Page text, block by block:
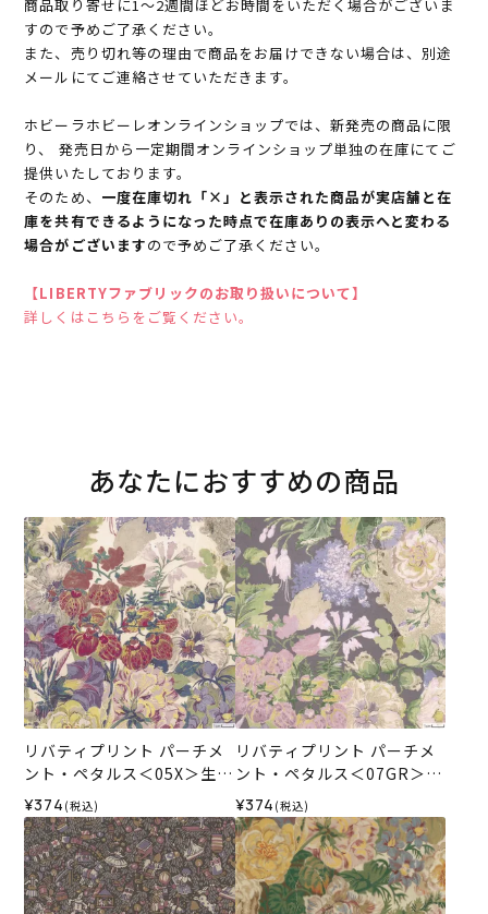
商品取り寄せに1～2週間ほどお時間をいただく場合がございま
すので予めご了承ください。
また、売り切れ等の理由で商品をお届けできない場合は、別途
メールにてご連絡させていただきます。
ホビーラホビーレオンラインショップでは、新発売の商品に限
り、 発売日から一定期間オンラインショップ単独の在庫にてご
提供いたしております。
そのため、 一度在庫切れ「×」と表示された商品が実店舗と在
庫を共有できるようになった時点で在庫ありの表示へと変わる
場合がございますので予めご了承ください。
【LIBERTYファブリックのお取り扱いについて】
詳しくはこちらをご覧ください。
あなたにおすすめの商品
リバティプリント パーチメ
ント・ペタルス＜05X＞生地
（ホビーラホビーレオリジ
ナル）2026AW
¥374 (税込)
リバティプリント パーチメ
ント・ペタルス＜07GR＞生
地 （ホビーラホビーレオリ
ジナル）2026AW
¥374 (税込)